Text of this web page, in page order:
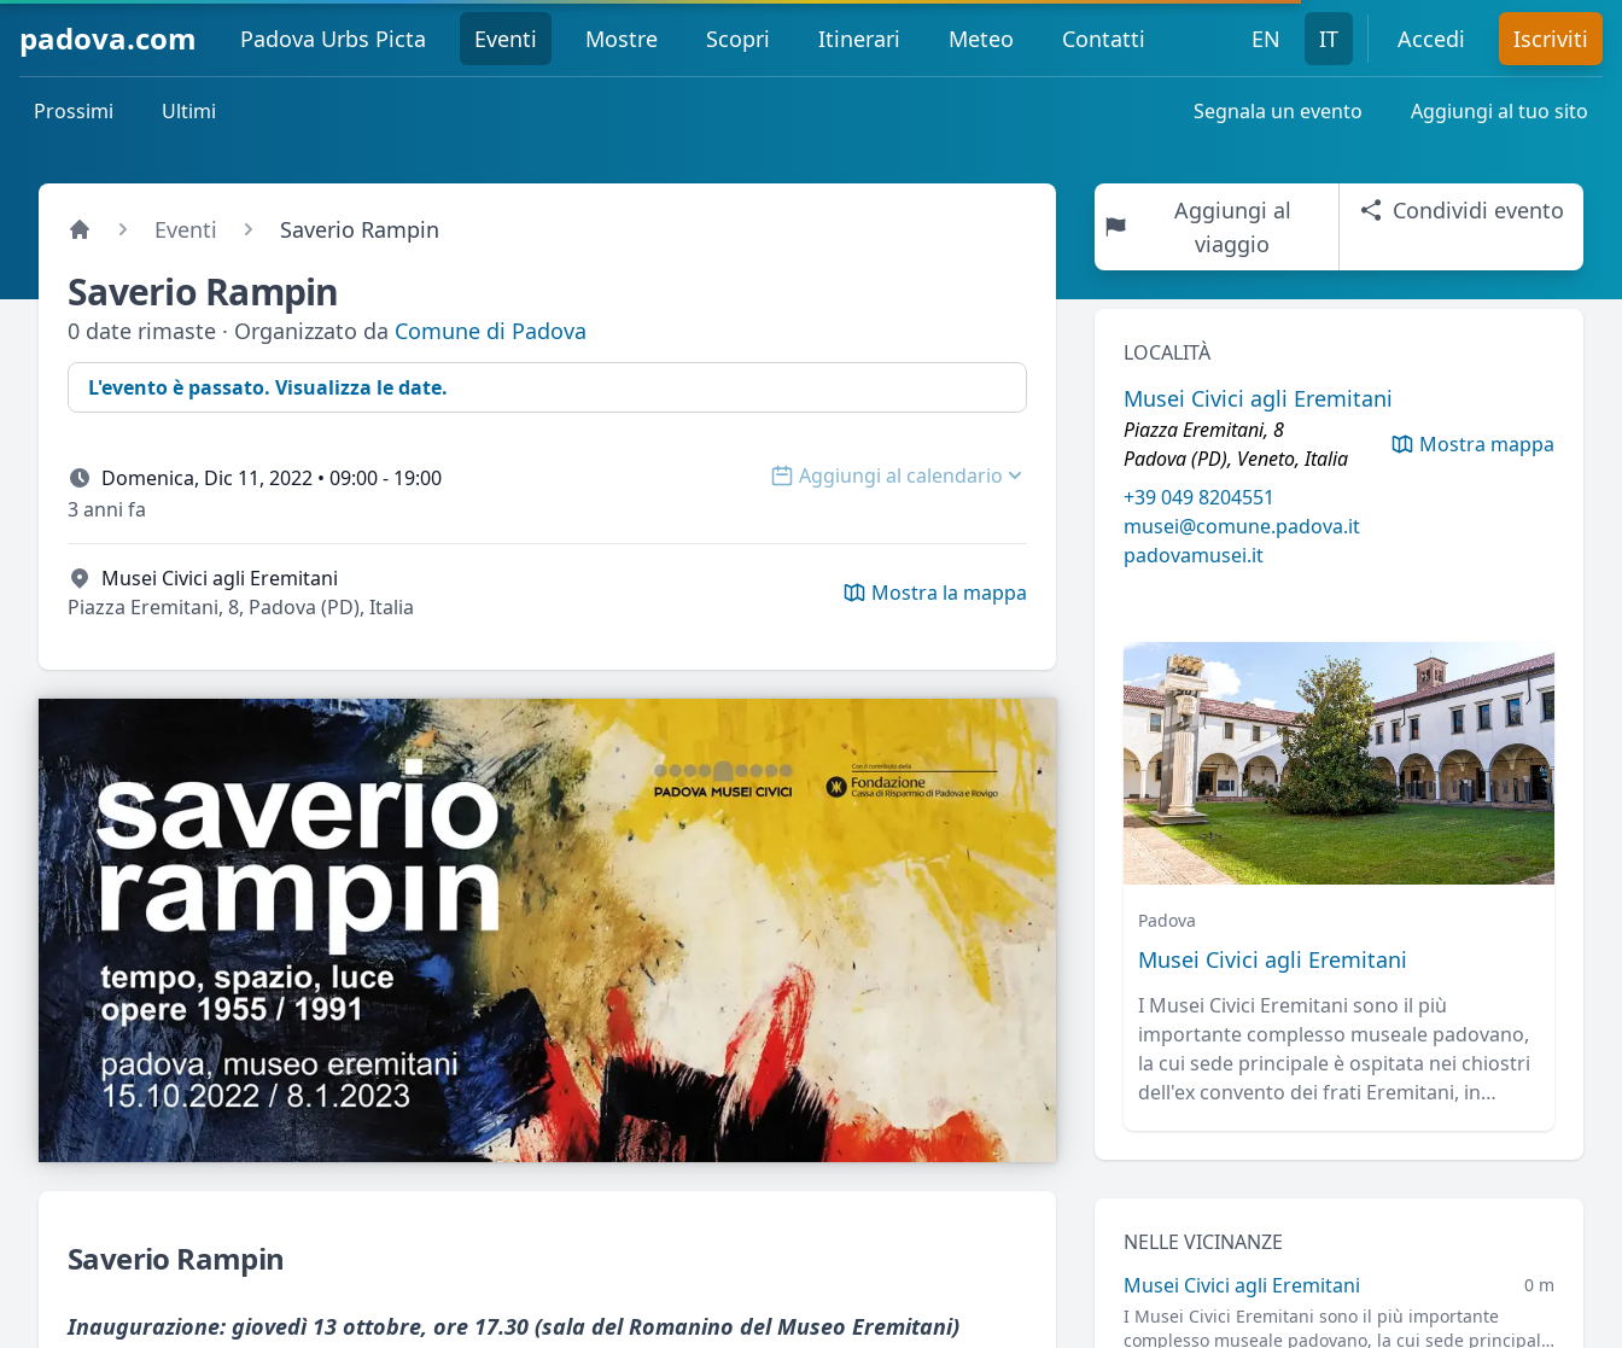
padova.com Padova Urbs Picta Eventi Mostre Scopri Itinerari Meteo Contatti EN IT Accedi Iscriviti
Prossimi Ultimi Segnala un evento Aggiungi al tuo sito
Eventi Saverio Rampin
Saverio Rampin
0 date rimaste · Organizzato da Comune di Padova
L'evento è passato. Visualizza le date.
Domenica, Dic 11, 2022 • 09:00 - 19:00 Open options
Aggiungi al calendario
3 anni fa
Musei Civici agli Eremitani
Piazza Eremitani, 8, Padova (PD), Italia
Mostra la mappa
Saverio Rampin
Inaugurazione: giovedì 13 ottobre, ore 17.30 (sala del Romanino del Museo Eremitani)
Aggiungi al
viaggio
Condividi evento
LOCALITÀ
Musei Civici agli Eremitani
Piazza Eremitani, 8
Padova (PD), Veneto, Italia
Mostra mappa
+39 049 8204551
musei@comune.padova.it
padovamusei.it
Padova
Musei Civici agli Eremitani
I Musei Civici Eremitani sono il più
importante complesso museale padovano,
la cui sede principale è ospitata nei chiostri
dell'ex convento dei frati Eremitani, in
NELLE VICINANZE
Musei Civici agli Eremitani
0 m
I Musei Civici Eremitani sono il più importante
complesso museale padovano, la cui sede principale